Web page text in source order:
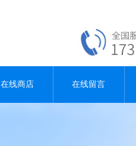
在线商店 在线留言